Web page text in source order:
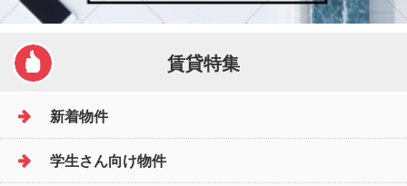
賃貸特集
新着物件
学生さん向け物件